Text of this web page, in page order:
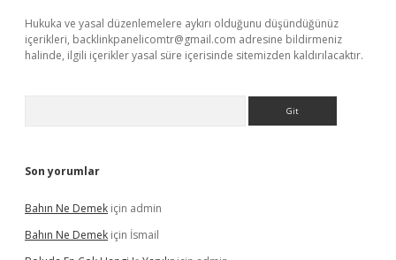
Hukuka ve yasal düzenlemelere aykırı olduğunu düşündüğünüz
içerikleri, backlinkpanelicomtr@gmail.com adresine bildirmeniz
halinde, ilgili içerikler yasal süre içerisinde sitemizden kaldırılacaktır.
Son yorumlar
Bahın Ne Demek için admin
Bahın Ne Demek için İsmail